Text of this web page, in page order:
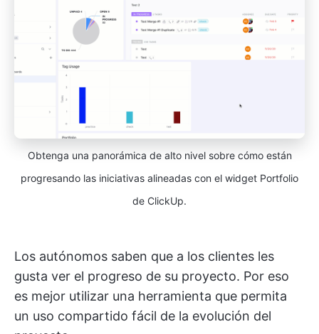
Obtenga una panorámica de alto nivel sobre cómo están
progresando las iniciativas alineadas con el widget Portfolio
de ClickUp.
Los autónomos saben que a los clientes les
gusta ver el progreso de su proyecto. Por eso
es mejor utilizar una herramienta que permita
un uso compartido fácil de la evolución del